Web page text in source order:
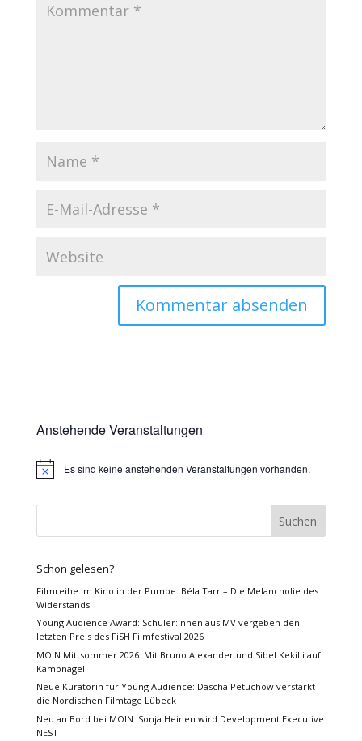
Anstehende Veranstaltungen
HinweisEs sind keine anstehenden Veranstaltungen vorhanden.
Schon gelesen?
Filmreihe im Kino in der Pumpe: Béla Tarr – Die Melancholie des
Widerstands
Young Audience Award: Schüler:innen aus MV vergeben den
letzten Preis des FiSH Filmfestival 2026
MOIN Mittsommer 2026: Mit Bruno Alexander und Sibel Kekilli auf
Kampnagel
Neue Kuratorin für Young Audience: Dascha Petuchow verstärkt
die Nordischen Filmtage Lübeck
Neu an Bord bei MOIN: Sonja Heinen wird Development Executive
NEST